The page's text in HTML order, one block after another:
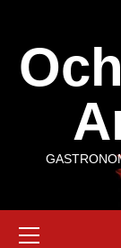
contenido
primario